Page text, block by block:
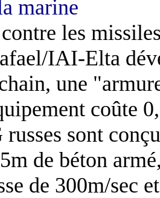
marine
les
IAI-Elta
une
coûte
russes sont
de béton
de 300m/sec